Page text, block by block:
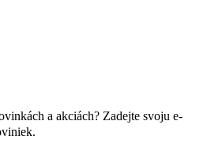
a akciách? Zadejte svoju e-